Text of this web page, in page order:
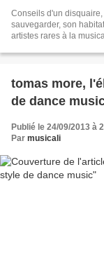
Conseils d'un
sauvegarder, son
artistes rares à la
musical vous
WebJardinière : Isa
tomas more,
de dance
Publié le 24/09/2013 à
Par musicali